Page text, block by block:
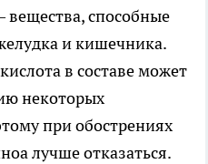
способные
и кишечника.
в составе может
некоторых
при обострениях
лучше отказаться.